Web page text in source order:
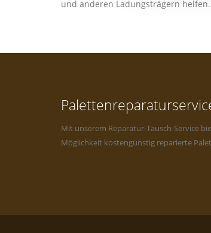
und anderen Ladungsträgern helfen.
Mit unserem Reparatur-Tausch-Service
Möglichkeit kostengünstig reparierte